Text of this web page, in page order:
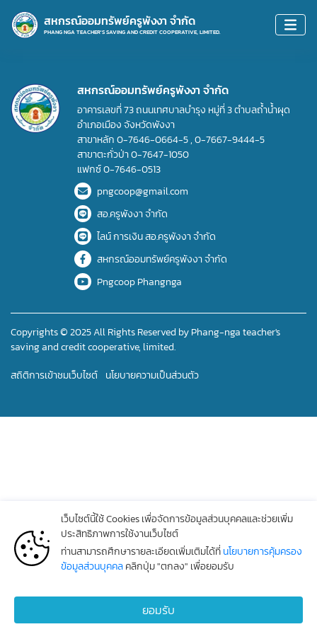
สหกรณ์ออมทรัพย์ครูพังงา จำกัด
PHANG NGA TEACHER'S SAVING AND CREDIT COOPERATIVE, LIMITED.
สหกรณ์ออมทรัพย์ครูพังงา จำกัด
อาคารเลขที่ 73 ถนนเทศบาลบำรุง หมู่ที่ 3 ตำบลถ้ำน้ำผุด
อำเภอเมือง จังหวัดพังงา
สาขาหลัก0-7646-0664-5,0-7667-9444-5
สาขาตะกั่วป่า0-7647-1050
แฟกซ์0-7646-0513
pngcoop@gmail.com
สอ.ครูพังงา จำกัด
ไลน์ การเงิน สอ.ครูพังงา จำกัด
สหกรณ์ออมทรัพย์ครูพังงา จำกัด
Pngcoop Phangnga
Copyrights © 2025 All Rights Reserved by Phang-nga teacher's
saving and credit cooperative, limited.
สถิติการเข้าชมเว็บไซต์ นโยบายความเป็นส่วนตัว
เว็บไซต์นี้ใช้ Cookies เพื่อจัดการข้อมูลส่วนบุคคลและช่วยเพิ่ม
ประสิทธิภาพการใช้งานเว็บไซต์
ท่านสามารถศึกษารายละเอียดเพิ่มเติมได้ที่นโยบายการคุ้มครอง
ข้อมูลส่วนบุคคลคลิกปุ่ม "ตกลง" เพื่อยอมรับ
ยอมรับ